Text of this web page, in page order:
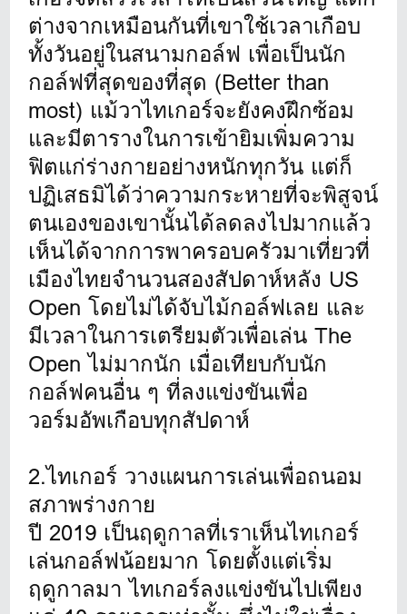
ต่างจากเหมือนกันที่เขาใช้เวลาเกือบ
ทั้งวันอยู่ในสนามกอล์ฟ เพื่อเป็นนัก
กอล์ฟที่สุดของที่สุด (Better than
most) แม้วาไทเกอร์จะยังคงฝึกซ้อม
และมีตารางในการเข้ายิมเพิ่มความ
ฟิตแก่ร่างกายอย่างหนักทุกวัน แต่ก็
ปฏิเสธมิได้ว่าความกระหายที่จะพิสูจน์
ตนเองของเขานั้นได้ลดลงไปมากแล้ว
เห็นได้จากการพาครอบครัวมาเที่ยวที่
เมืองไทยจำนวนสองสัปดาห์หลัง US
Open โดยไม่ได้จับไม้กอล์ฟเลย และ
มีเวลาในการเตรียมตัวเพื่อเล่น The
Open ไม่มากนัก เมื่อเทียบกับนัก
กอล์ฟคนอื่น ๆ ที่ลงแข่งขันเพื่อ
วอร์มอัพเกือบทุกสัปดาห์
2.ไทเกอร์ วางแผนการเล่นเพื่อถนอม
สภาพร่างกาย
ปี 2019 เป็นฤดูกาลที่เราเห็นไทเกอร์
เล่นกอล์ฟน้อยมาก โดยตั้งแต่เริ่ม
ฤดูกาลมา ไทเกอร์ลงแข่งขันไปเพียง